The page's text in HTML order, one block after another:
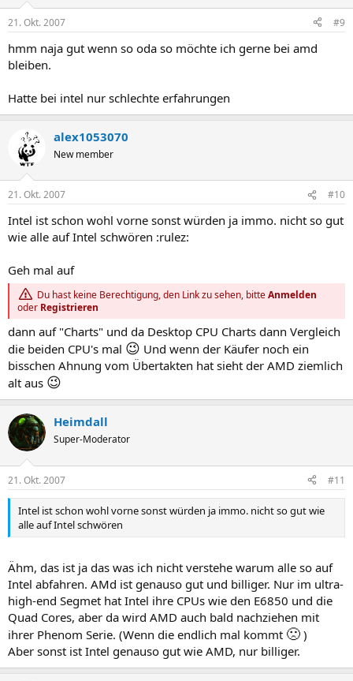
21. Okt. 2007 #9
hmm naja gut wenn so oda so möchte ich gerne bei amd
bleiben.
Hatte bei intel nur schlechte erfahrungen
alex1053070
New member
21. Okt. 2007 #10
Intel ist schon wohl vorne sonst würden ja immo. nicht so gut
wie alle auf Intel schwören :rulez:
Geh mal auf
Du hast keine Berechtigung, den Link zu sehen, bitteAnmelden
oder Registrieren
dann auf "Charts" und da Desktop CPU Charts dann Vergleich
die beiden CPU's mal 😉 Und wenn der Käufer noch ein
bisschen Ahnung vom Übertakten hat sieht der AMD ziemlich
alt aus 😉
Heimdall
Super-Moderator
21. Okt. 2007 #11
Intel ist schon wohl vorne sonst würden ja immo. nicht so gut wie
alle auf Intel schwören
Ähm, das ist ja das was ich nicht verstehe warum alle so auf
Intel abfahren. AMd ist genauso gut und billiger. Nur im ultra-
high-end Segmet hat Intel ihre CPUs wie den E6850 und die
Quad Cores, aber da wird AMD auch bald nachziehen mit
ihrer Phenom Serie. (Wenn die endlich mal kommt 🙁 )
Aber sonst ist Intel genauso gut wie AMD, nur billiger.